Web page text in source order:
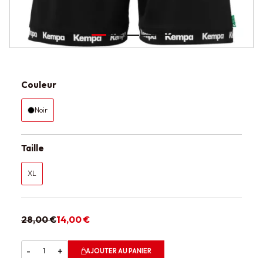
Couleur
Noir
Taille
XL
28,00 €14,00 €
- + AJOUTER AU PANIER